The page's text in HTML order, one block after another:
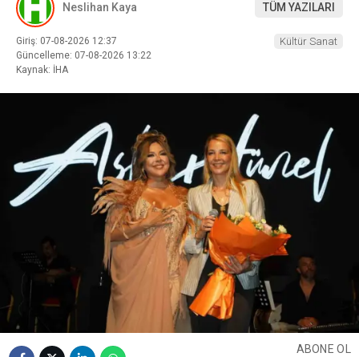
Neslihan Kaya TÜM YAZILARI
Giriş: 07-08-2026 12:37
Güncelleme: 07-08-2026 13:22
Kaynak: İHA
Kültür Sanat
ABONE OL